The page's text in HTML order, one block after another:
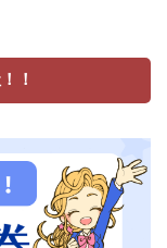
！